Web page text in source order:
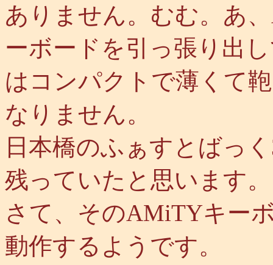
ありません。むむ。あ
ーボードを引っ張り出
はコンパクトで薄くて
なりません。
日本橋のふぁすとばっ
残っていたと思います。
さて、そのAMiTYキー
動作するようです。